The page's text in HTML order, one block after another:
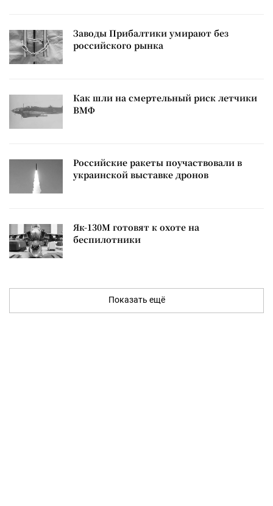
Заводы Прибалтики умирают без
российского рынка
Как шли на смертельный риск летчики
ВМФ
Российские ракеты поучаствовали в
украинской выставке дронов
Як-130М готовят к охоте на
беспилотники
Показать ещё